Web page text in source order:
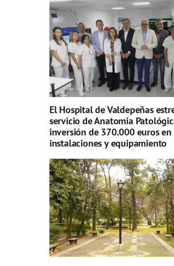
El Hospital de Valdepeñas
servicio de Anatomía
inversión de 370.000 euros en
instalaciones y equipamiento